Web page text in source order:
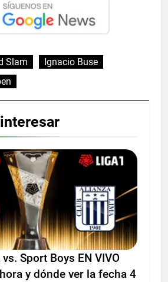
Slam
Ignacio Buse
Sport Boys EN VIVO
y dónde ver la fecha 4